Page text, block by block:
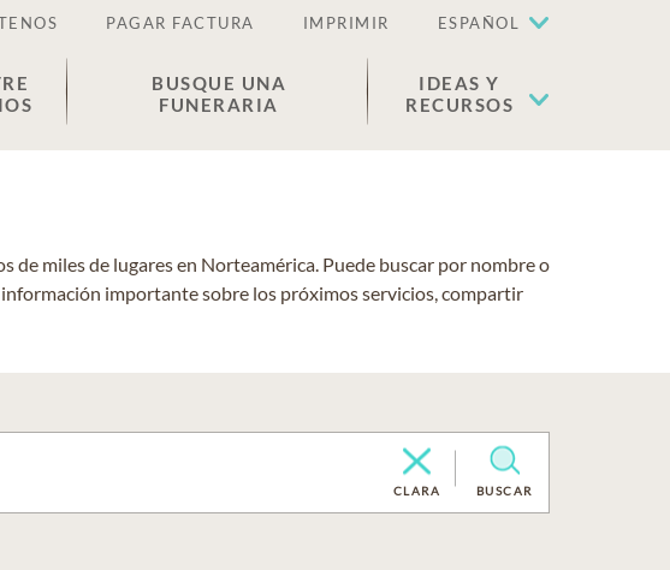
PAGAR FACTURA IMPRIMIR ESPAÑOL
BUSQUE UNA
FUNERARIA
IDEAS Y
RECURSOS
miles de lugares en Norteamérica. Puede buscar por nombre o
importante sobre los próximos servicios, compartir
CLARA BUSCAR